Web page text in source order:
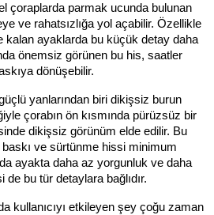
çoraplarda parmak ucunda bulunan
ve rahatsızlığa yol açabilir. Özellikle
kalan ayaklarda bu küçük detay daha
önemsiz görünen bu his, saatler
dönüşebilir.
yanlarından biri dikişsiz burun
çorabın ön kısmında pürüzsüz bir
dikişsiz görünüm elde edilir. Bu
ve sürtünme hissi minimum
ayakta daha az yorgunluk ve daha
de bu tür detaylara bağlıdır.
kullanıcıyı etkileyen şey çoğu zaman